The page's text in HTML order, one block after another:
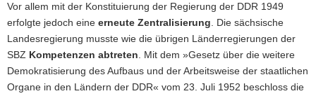
Vor allem mit der Konstituierung der Regierung der DDR 1949
erfolgte jedoch eine erneute Zentralisierung . Die sächsische
Landesregierung musste wie die übrigen Länderregierungen der
SBZ Kompetenzen abtreten . Mit dem »Gesetz über die weitere
Demokratisierung des Aufbaus und der Arbeitsweise der staatlichen
Organe in den Ländern der DDR« vom 23. Juli 1952 beschloss die